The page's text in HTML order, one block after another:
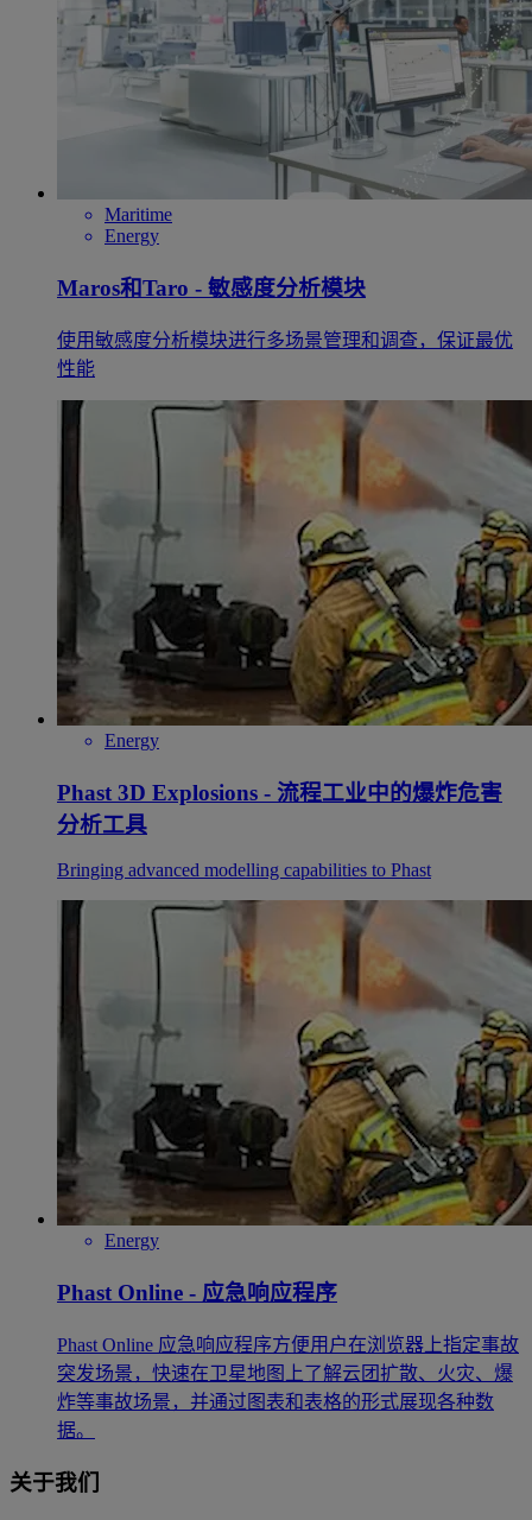
Maritime
Energy
Maros和Taro - 敏感度分析模块
使用敏感度分析模块进行多场景管理和调查，保证最优
性能
Energy
Phast 3D Explosions - 流程工业中的爆炸危害
分析工具
Bringing advanced modelling capabilities to Phast
Energy
Phast Online - 应急响应程序
Phast Online 应急响应程序方便用户在浏览器上指定事故
突发场景，快速在卫星地图上了解云团扩散、火灾、爆
炸等事故场景，并通过图表和表格的形式展现各种数
据。
关于我们